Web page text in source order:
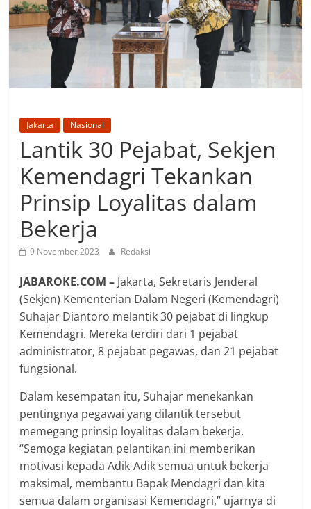
Jakarta Nasional
Lantik 30 Pejabat, Sekjen
Kemendagri Tekankan
Prinsip Loyalitas dalam
Bekerja
9 November 2023 Redaksi
JABAROKE.COM – Jakarta, Sekretaris Jenderal
(Sekjen) Kementerian Dalam Negeri (Kemendagri)
Suhajar Diantoro melantik 30 pejabat di lingkup
Kemendagri. Mereka terdiri dari 1 pejabat
administrator, 8 pejabat pegawas, dan 21 pejabat
fungsional.
Dalam kesempatan itu, Suhajar menekankan
pentingnya pegawai yang dilantik tersebut
memegang prinsip loyalitas dalam bekerja.
“Semoga kegiatan pelantikan ini memberikan
motivasi kepada Adik-Adik semua untuk bekerja
maksimal, membantu Bapak Mendagri dan kita
semua dalam organisasi Kemendagri,” ujarnya di